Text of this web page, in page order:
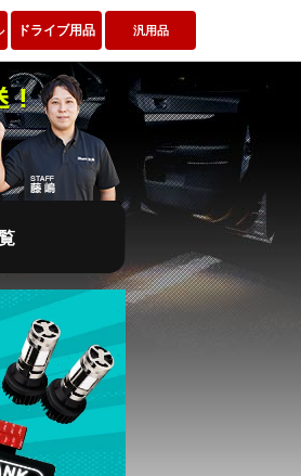
ドライブ用品 汎用品